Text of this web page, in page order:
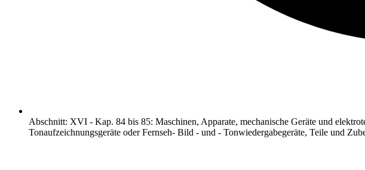
Abschnitt: XVI - Kap. 84 bis 85: Maschinen, Apparate, mechanische Geräte und
Tonaufzeichnungsgeräte oder Fernseh- Bild - und - Tonwiedergabegeräte, Teile und